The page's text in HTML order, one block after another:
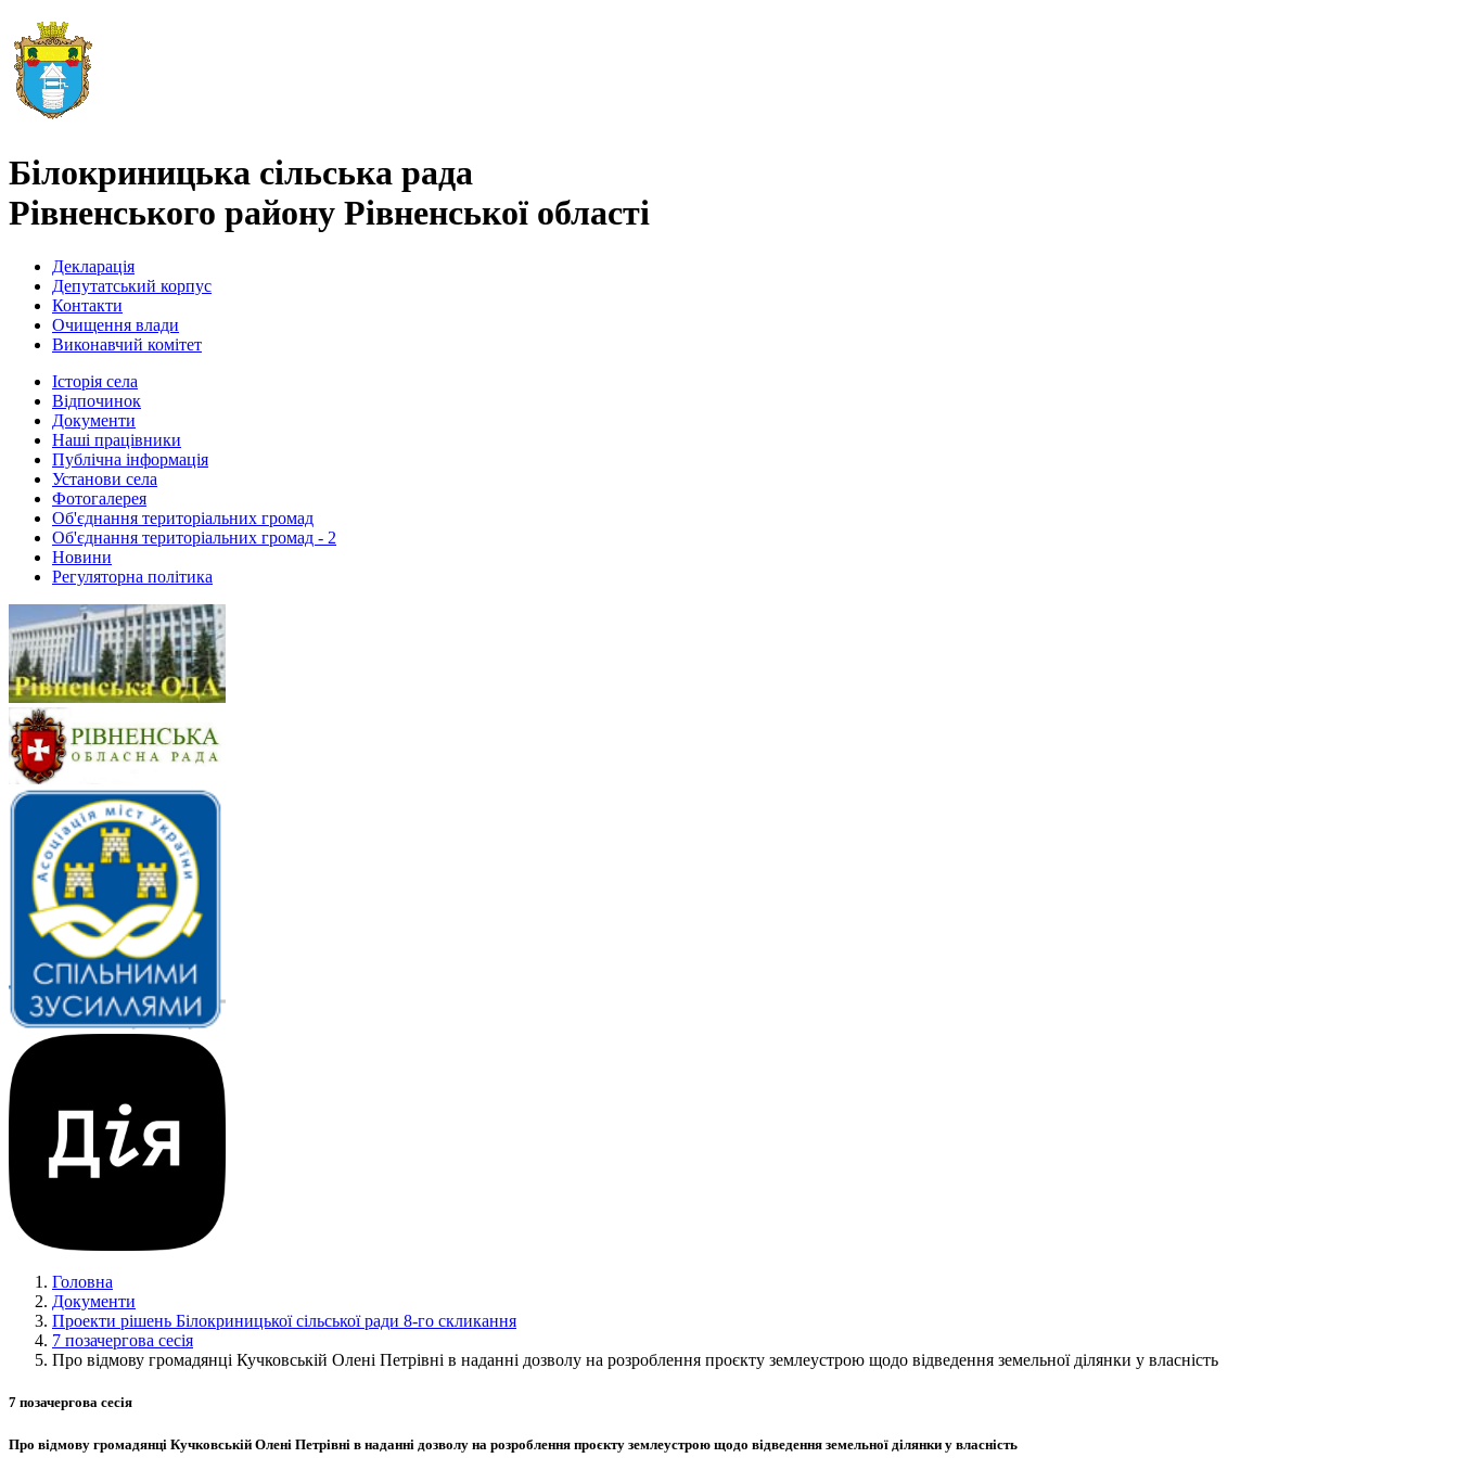
Білокриницька сільська рада
Рівненського району Рівненської області
Декларація
Депутатський корпус
Контакти
Очищення влади
Виконавчий комітет
Історія села
Відпочинок
Документи
Наші працівники
Публічна інформація
Установи села
Фотогалерея
Об'єднання територіальних громад
Об'єднання територіальних громад - 2
Новини
Регуляторна політика
Головна
Документи
Проекти рішень Білокриницької сільської ради 8-го скликання
7 позачергова сесія
Про відмову громадянці Кучковській Олені Петрівні в наданні дозволу на розроблення проєкту землеустрою щодо відведення земельної ділянки у власність
7 позачергова сесія
Про відмову громадянці Кучковській Олені Петрівні в наданні дозволу на розроблення проєкту землеустрою щодо відведення земельної ділянки у власність